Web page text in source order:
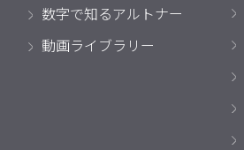
数字で知るアルトナー
動画ライブラリー